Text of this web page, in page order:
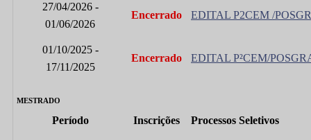
27/04/2026 -
01/06/2026
Encerrado EDITAL P2CEM /
01/10/2025 -
17/11/2025
Encerrado EDITAL P²CEM/
MESTRADO
Período Inscrições Processos Seletivos